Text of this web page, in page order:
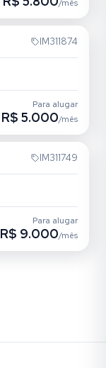
/mês
IM311874
Para alugar
R$ 5.000/mês
IM311749
Para alugar
R$ 9.000/mês